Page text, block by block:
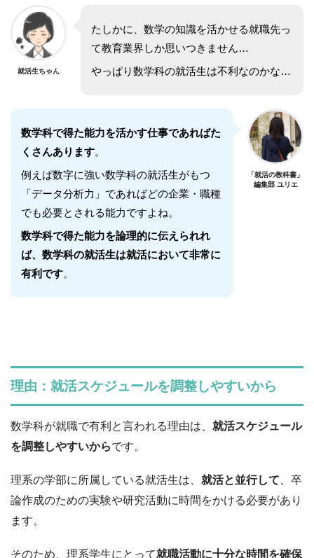
就活生ちゃん
たしかに、数学の知識を活かせる就職先っ
て教育業界しか思いつきません…
やっぱり数学科の就活生は不利なのかな…
数学科で得た能力を活かす仕事であればた
くさんあります。
例えば数字に強い数学科の就活生がもつ
「データ分析力」であればどの企業・職種
でも必要とされる能力ですよね。
数学科で得た能力を論理的に伝えられれ
ば、数学科の就活生は就活において非常に
有利です。
「就活の教科書」
編集部 ユリエ
理由：就活スケジュールを調整しやすいから
数学科が就職で有利と言われる理由は、 就活スケジュール
を調整しやすいからです。
理系の学部に所属している就活生は、 就活と並行して 、卒
論作成のための実験や研究活動に時間をかける必要があり
ます。
そのため、理系学生にとって就職活動に十分な時間を確保